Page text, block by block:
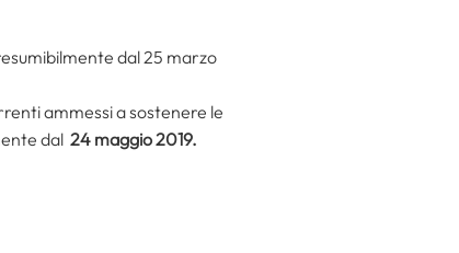
dal 25 marzo
ammessi a sostenere le
dal 24 maggio 2019.